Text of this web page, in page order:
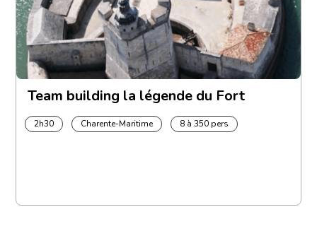
Team building la légende du Fort
2h30 Charente-Maritime 8 à 350 pers